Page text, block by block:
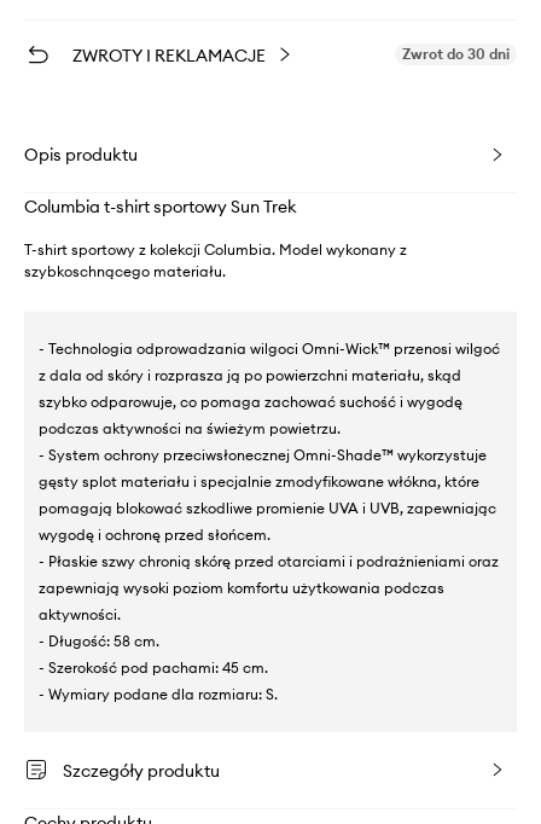
ZWROTY I REKLAMACJE Zwrot do 30 dni
Opis produktu
Columbia t-shirt sportowy Sun Trek
T-shirt sportowy z kolekcji Columbia. Model wykonany z
szybkoschnącego materiału.
- Technologia odprowadzania wilgoci Omni-Wick™ przenosi wilgoć
z dala od skóry i rozprasza ją po powierzchni materiału, skąd
szybko odparowuje, co pomaga zachować suchość i wygodę
podczas aktywności na świeżym powietrzu.
- System ochrony przeciwsłonecznej Omni-Shade™ wykorzystuje
gęsty splot materiału i specjalnie zmodyfikowane włókna, które
pomagają blokować szkodliwe promienie UVA i UVB, zapewniając
wygodę i ochronę przed słońcem.
- Płaskie szwy chronią skórę przed otarciami i podrażnieniami oraz
zapewniają wysoki poziom komfortu użytkowania podczas
aktywności.
- Długość: 58 cm.
- Szerokość pod pachami: 45 cm.
- Wymiary podane dla rozmiaru: S.
Szczegóły produktu